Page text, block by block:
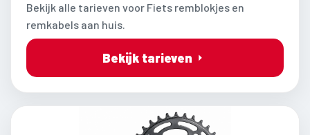
Bekijk alle tarieven voor Fiets remblokjes en
remkabels aan huis.
Bekijk tarieven